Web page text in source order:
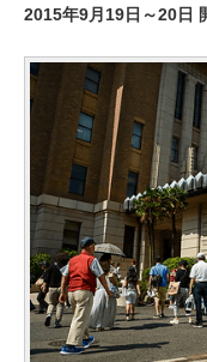
2015年9月19日～20日